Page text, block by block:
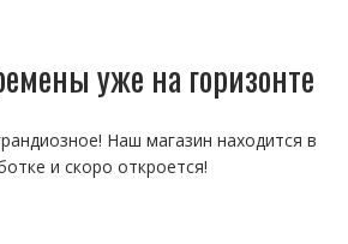
уже на горизонте
Наш магазин находится в
и скоро откроется!